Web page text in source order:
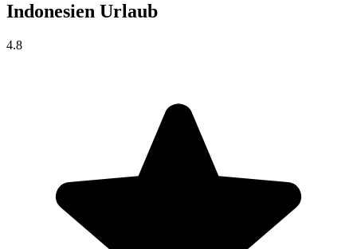
Indonesien Urlaub
4.8